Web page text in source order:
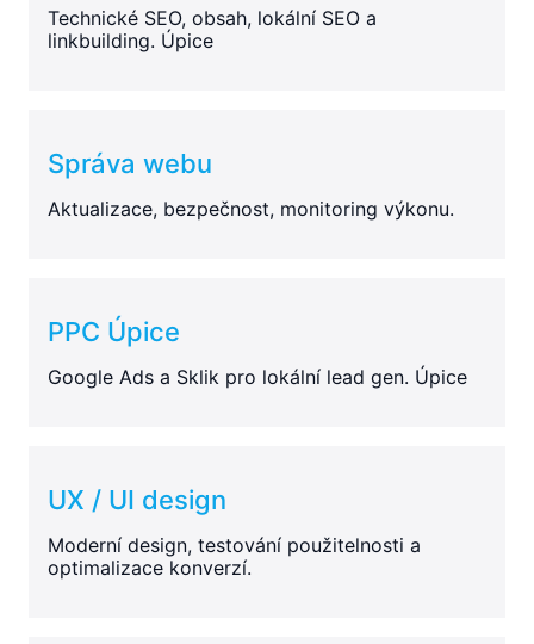
Technické SEO, obsah, lokální SEO a
linkbuilding. Úpice
Správa webu
Aktualizace, bezpečnost, monitoring výkonu.
PPC Úpice
Google Ads a Sklik pro lokální lead gen. Úpice
UX / UI design
Moderní design, testování použitelnosti a
optimalizace konverzí.